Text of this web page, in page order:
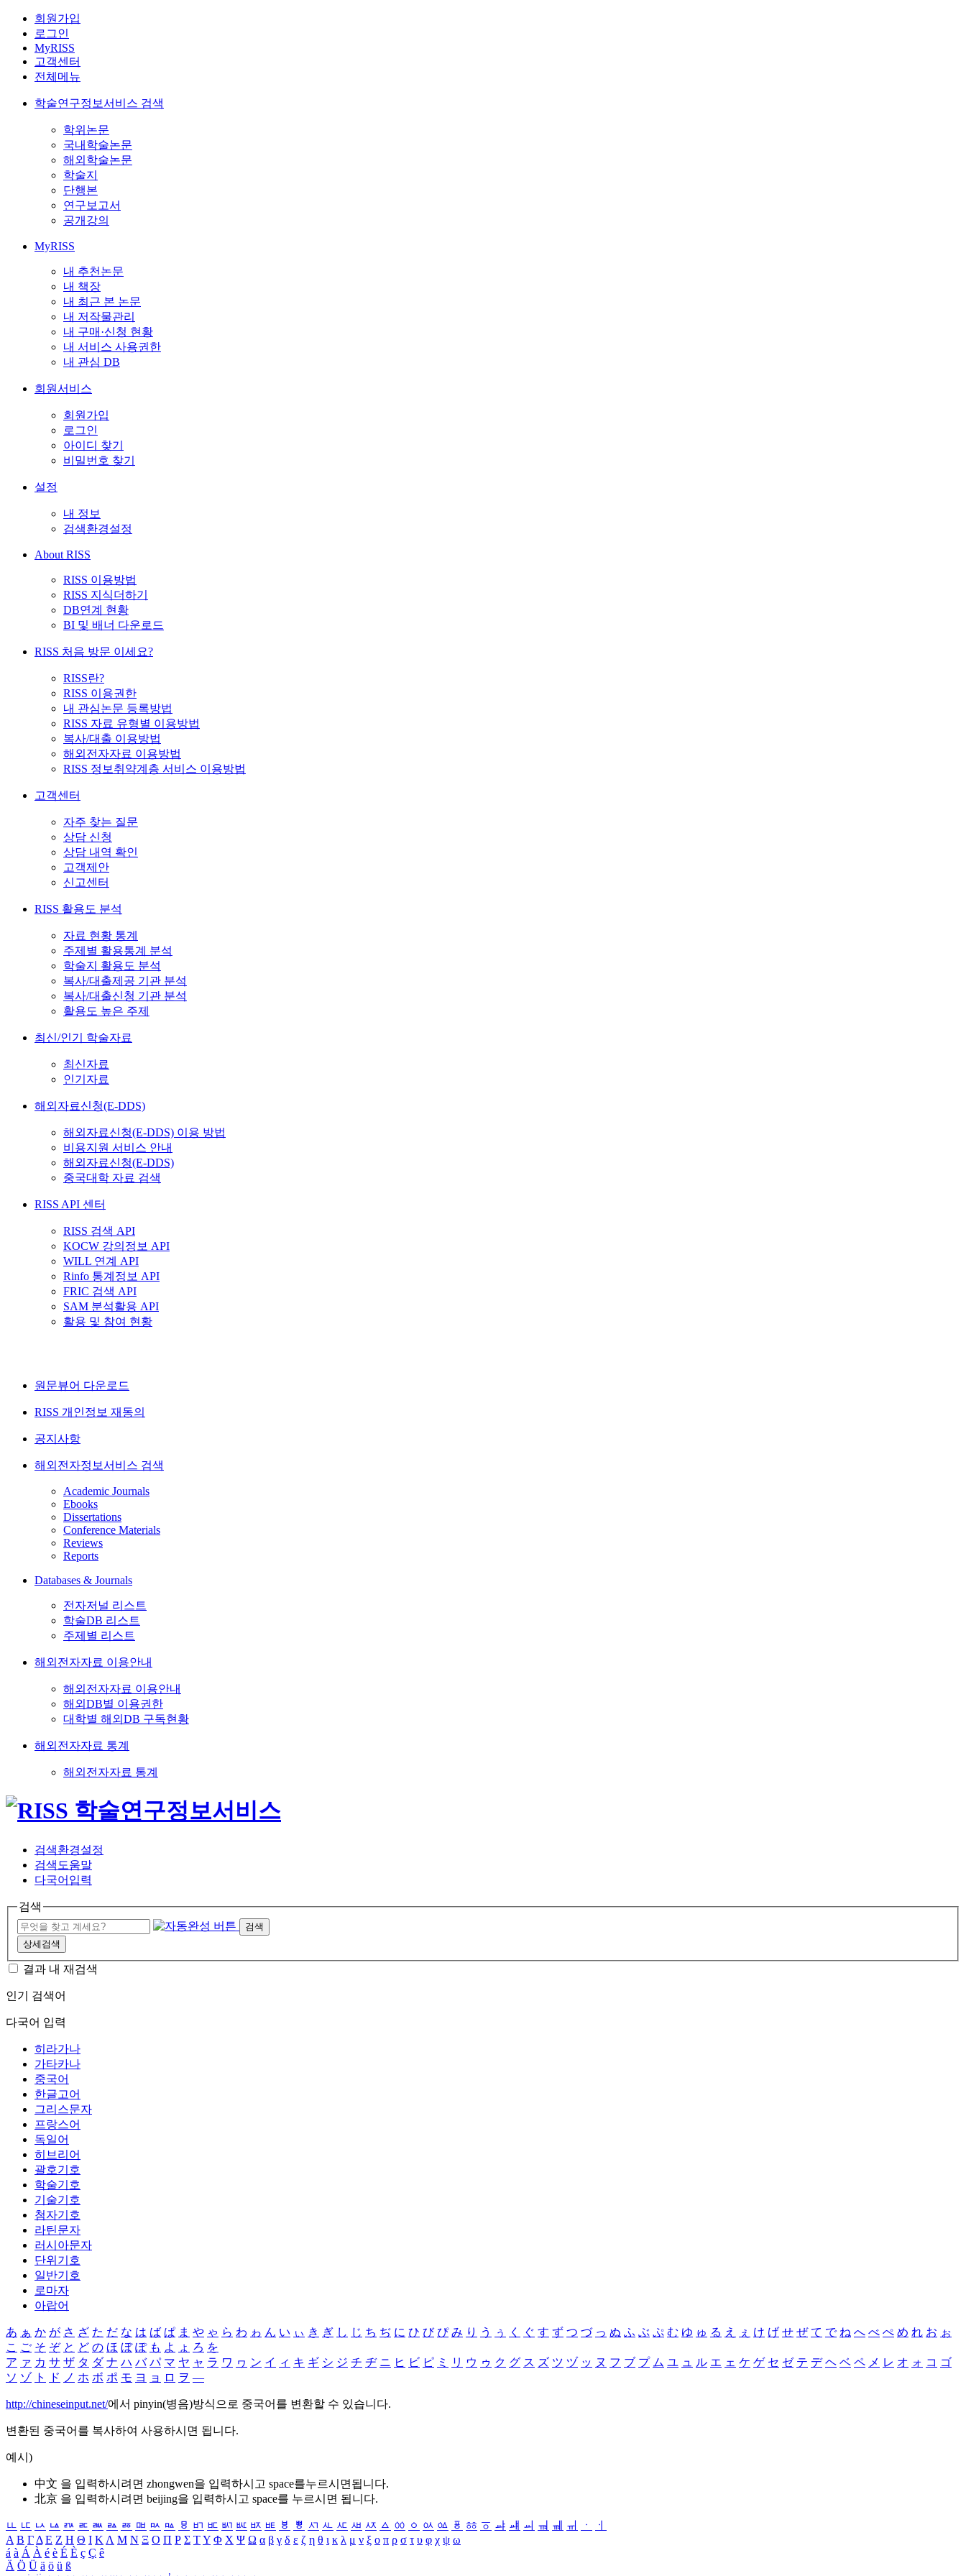
회원가입
로그인
MyRISS
고객센터
전체메뉴
학술연구정보서비스 검색
학위논문
국내학술논문
해외학술논문
학술지
단행본
연구보고서
공개강의
MyRISS
내 추천논문
내 책장
내 최근 본 논문
내 저작물관리
내 구매·신청 현황
내 서비스 사용권한
내 관심 DB
회원서비스
회원가입
로그인
아이디 찾기
비밀번호 찾기
설정
내 정보
검색환경설정
About RISS
RISS 이용방법
RISS 지식더하기
DB연계 현황
BI 및 배너 다운로드
RISS 처음 방문 이세요?
RISS란?
RISS 이용권한
내 관심논문 등록방법
RISS 자료 유형별 이용방법
복사/대출 이용방법
해외전자자료 이용방법
RISS 정보취약계층 서비스 이용방법
고객센터
자주 찾는 질문
상담 신청
상담 내역 확인
고객제안
신고센터
RISS 활용도 분석
자료 현황 통계
주제별 활용통계 분석
학술지 활용도 분석
복사/대출제공 기관 분석
복사/대출신청 기관 분석
활용도 높은 주제
최신/인기 학술자료
최신자료
인기자료
해외자료신청(E-DDS)
해외자료신청(E-DDS) 이용 방법
비용지원 서비스 안내
해외자료신청(E-DDS)
중국대학 자료 검색
RISS API 센터
RISS 검색 API
KOCW 강의정보 API
WILL 연계 API
Rinfo 통계정보 API
FRIC 검색 API
SAM 분석활용 API
활용 및 참여 현황
원문뷰어 다운로드
RISS 개인정보 재동의
공지사항
해외전자정보서비스 검색
Academic Journals
Ebooks
Dissertations
Conference Materials
Reviews
Reports
Databases & Journals
전자저널 리스트
학술DB 리스트
주제별 리스트
해외전자자료 이용안내
해외전자자료 이용안내
해외DB별 이용권한
대학별 해외DB 구독현황
해외전자자료 통계
해외전자자료 통계
검색환경설정
검색도움말
다국어입력
검색
검색
상세검색
결과 내 재검색
인기 검색어
다국어 입력
히라가나
가타카나
중국어
한글고어
그리스문자
프랑스어
독일어
히브리어
괄호기호
학술기호
기술기호
첨자기호
라틴문자
러시아문자
단위기호
일반기호
로마자
아랍어
あ ぁ か が さ ざ た だ な は ば ぱ ま や ゃ ら わ ゎ ん い ぃ き ぎ し じ ち ぢ に ひ び ぴ み り う ぅ く ぐ す ず つ づ っ ぬ ふ ぶ ぷ む ゆ ゅ る え ぇ け げ せ ぜ て で ね へ べ ぺ め れ お ぉ
こ ご そ ぞ と ど の ほ ぼ ぽ も よ ょ ろ を
ア ァ カ サ ザ タ ダ ナ ハ バ パ マ ヤ ャ ラ ワ ヮ ン イ ィ キ ギ シ ジ チ ヂ ニ ヒ ビ ピ ミ リ ウ ゥ ク グ ス ズ ツ ヅ ッ ヌ フ ブ プ ム ユ ュ ル エ ェ ケ ゲ セ ゼ テ デ ヘ ベ ペ メ レ オ ォ コ ゴ
ソ ゾ ト ド ノ ホ ボ ポ モ ヨ ョ ロ ヲ ―
http://chineseinput.net/에서 pinyin(병음)방식으로 중국어를 변환할 수 있습니다.
변환된 중국어를 복사하여 사용하시면 됩니다.
예시)
中文 을 입력하시려면 zhongwen을 입력하시고 space를누르시면됩니다.
北京 을 입력하시려면 beijing을 입력하시고 space를 누르시면 됩니다.
ㅥ ㅦ ㅧ ㅨ ㅩ ㅪ ㅫ ㅬ ㅭ ㅮ ㅯ ㅰ ㅱ ㅲ ㅳ ㅴ ㅵ ㅶ ㅷ ㅸ ㅹ ㅺ ㅻ ㅼ ㅽ ㅾ ㅿ ㆀ ㆁ ㆂ ㆃ ㆄ ㆅ ㆆ ㆇ ㆈ ㆉ ㆊ ㆋ ㆌ ㆍ
ㆎ
Α Β ΓΔ Ε Ζ Η Θ Ι ΚΛ Μ Ν Ξ Ο Π Ρ Σ ΤΥ Φ Χ Ψ Ω α β γ δ ε ζ η θ ι κ λ μ ν ξ ο π ρ σ τ υ φ χ ψ ω
á à Á À é è É È ç Ç ê
Ä Ö Ü ä ö ü ß